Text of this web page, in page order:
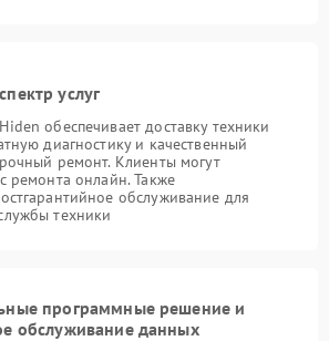
услуг
обеспечивает доставку техники
диагностику и качественный
ремонт. Клиенты могут
ремонта онлайн. Также
обслуживание для
техники
программные решение и
обслуживание данных